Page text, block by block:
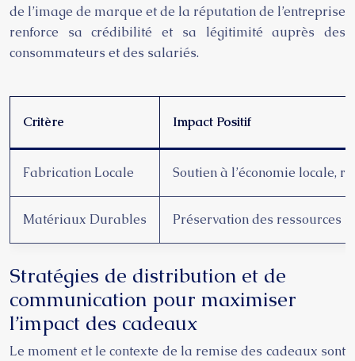
de l’image de marque et de la réputation de l’entreprise
renforce sa crédibilité et sa légitimité auprès des
consommateurs et des salariés.
Critère Impact Positif
Fabrication Locale Soutien à l’économie locale,
Matériaux Durables Préservation des ressources
Stratégies de distribution et de
communication pour maximiser
l’impact des cadeaux
Le moment et le contexte de la remise des cadeaux sont